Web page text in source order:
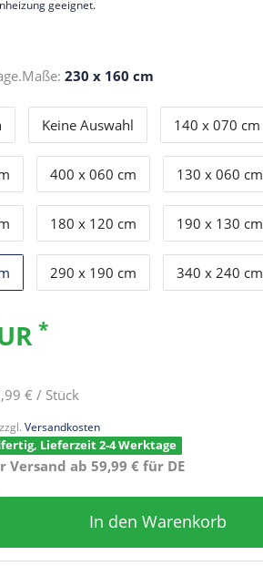
geeignet.
230 x 160 cm
Keine Auswahl 140 x 070 cm
400 x 060 cm 130 x 060 cm
180 x 120 cm 190 x 130 cm
290 x 190 cm 340 x 240 cm
*
€ / Stück
Versandkosten
Lieferzeit 2-4 Werktage
Versand ab 59,99 € für DE
In den Warenkorb